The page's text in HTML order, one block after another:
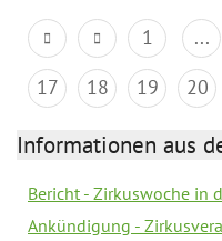
1 ...
17
18 19 20
Informationen aus
Bericht - Zirkuswoche in
Ankündigung -